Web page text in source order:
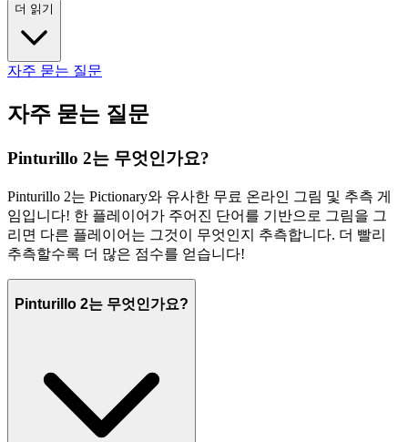
더 읽기
자주 묻는 질문
자주 묻는 질문
Pinturillo 2는 무엇인가요?
Pinturillo 2는 Pictionary와 유사한 무료 온라인 그림 및 추측 게
임입니다! 한 플레이어가 주어진 단어를 기반으로 그림을 그
리면 다른 플레이어는 그것이 무엇인지 추측합니다. 더 빨리
추측할수록 더 많은 점수를 얻습니다!
Pinturillo 2는 무엇인가요?